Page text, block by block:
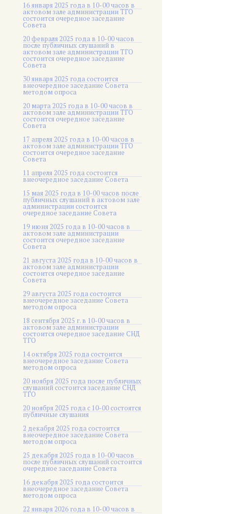
16 января 2025 года в 10-00 часов в
актовом зале администрации ТГО
состоится очередное заседание
Совета
20 февраля 2025 года в 10-00 часов
после публичных слушаний в
актовом зале администрации ТГО
состоится очередное заседание
Совета
30 января 2025 года состоится
внеочередное заседание Совета
методом опроса
20 марта 2025 года в 10-00 часов в
актовом зале администрации ТГО
состоится очередное заседание
Совета
17 апреля 2025 года в 10-00 часов в
актовом зале администрации ТГО
состоится очередное заседание
Совета
11 апреля 2025 года состоится
внеочередное заседание Совета
15 мая 2025 года в 10-00 часов после
публичных слушаний в актовом зале
администрации состоится
очередное заседание Совета
19 июня 2025 года в 10-00 часов в
актовом зале администрации
состоится очередное заседание
Совета
21 августа 2025 года в 10-00 часов в
актовом зале администрации
состоится очередное заседание
Совета
29 августа 2025 года состоится
внеочередное заседание Совета
методом опроса
18 сентября 2025 г. в 10-00 часов в
актовом зале администрации
состоится очередное заседание СНД
ТГО
14 октября 2025 года состоится
внеочередное заседание Совета
методом опроса
20 ноября 2025 года после публичных
слушаний состоится заседание СНД
ТГО
20 ноября 2025 года c 10-00 состоятся
публичные слушания
2 декабря 2025 года состоится
внеочередное заседание Совета
методом опроса
25 декабря 2025 года в 10-00 часов
после публичных слушаний состоится
очередное заседание Совета
16 декабря 2025 года состоится
внеочередное заседание Совета
методом опроса
22 января 2026 года в 10-00 часов в